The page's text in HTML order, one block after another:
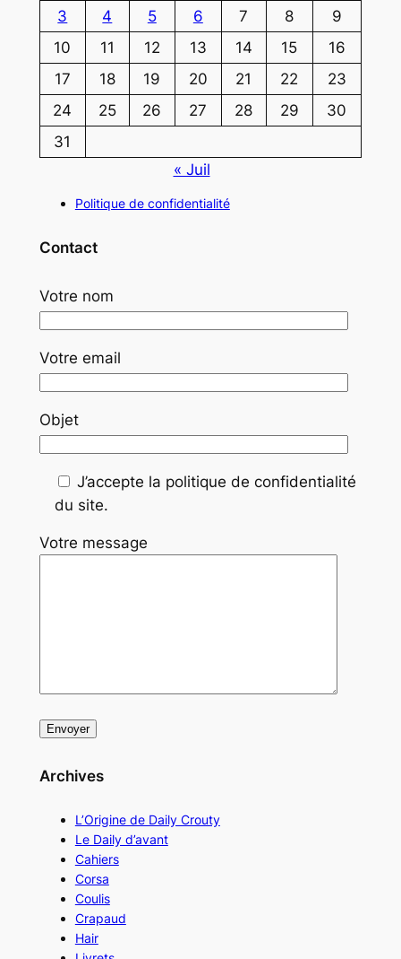
3
4 5 6 7 8
9
10
11 12 13 14 15
16
17
18 19 20 21 22
23
24
25 26 27 28 29
30
31
« Juil
Politique de confidentialité
Contact
Votre nom
Votre email
Objet
J’accepte la politique de confidentialité
du site.
Votre message
Archives
L’Origine de Daily Crouty
Le Daily d’avant
Cahiers
Corsa
Coulis
Crapaud
Hair